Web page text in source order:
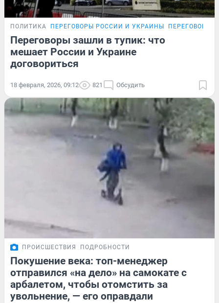
ПОЛИТИКА ПЕРЕГОВОРЫ РОССИИ И УКРАИНЫ ПЕРЕГОВОРЫ
Переговоры зашли в тупик: что
мешает России и Украине
договориться
18 февраля, 2026, 09:12 821 Обсудить
ПРОИСШЕСТВИЯ ПОДРОБНОСТИ
Покушение века: топ-менеджер
отправился «на дело» на самокате с
арбалетом, чтобы отомстить за
увольнение, — его оправдали